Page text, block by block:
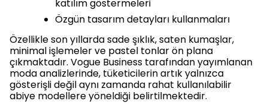
katılım göstermeleri
Özgün tasarım detayları kullanmaları
Özellikle son yıllarda sade şıklık, saten kumaşlar,
minimal işlemeler ve pastel tonlar ön plana
çıkmaktadır. Vogue Business tarafından yayımlanan
moda analizlerinde, tüketicilerin artık yalnızca
gösterişli değil aynı zamanda rahat kullanılabilir
abiye modellere yöneldiği belirtilmektedir.